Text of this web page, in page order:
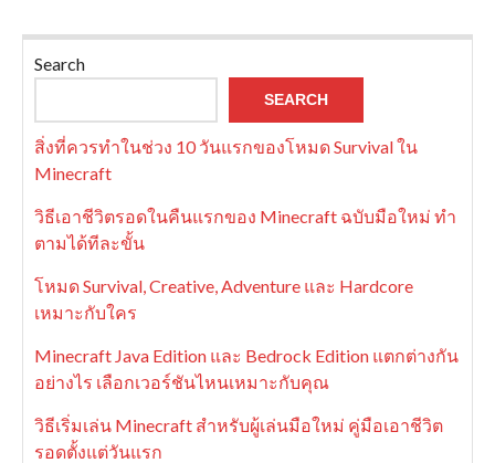
Search
SEARCH
สิ่งที่ควรทำในช่วง 10 วันแรกของโหมด Survival ใน
Minecraft
วิธีเอาชีวิตรอดในคืนแรกของ Minecraft ฉบับมือใหม่ ทำ
ตามได้ทีละขั้น
โหมด Survival, Creative, Adventure และ Hardcore
เหมาะกับใคร
Minecraft Java Edition และ Bedrock Edition แตกต่างกัน
อย่างไร เลือกเวอร์ชันไหนเหมาะกับคุณ
วิธีเริ่มเล่น Minecraft สำหรับผู้เล่นมือใหม่ คู่มือเอาชีวิต
รอดตั้งแต่วันแรก